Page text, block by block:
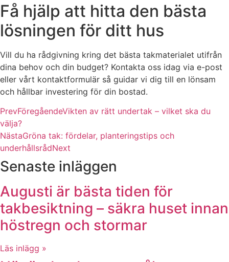
Få hjälp att hitta den bästa
lösningen för ditt hus
Vill du ha rådgivning kring det bästa takmaterialet utifrån
dina behov och din budget? Kontakta oss idag via e-post
eller vårt kontaktformulär så guidar vi dig till en lönsam
och hållbar investering för din bostad.
PrevFöregåendeVikten av rätt undertak – vilket ska du
välja?
NästaGröna tak: fördelar, planteringstips och
underhållsrådNext
Senaste inläggen
Augusti är bästa tiden för
takbesiktning – säkra huset innan
höstregn och stormar
Läs inlägg »